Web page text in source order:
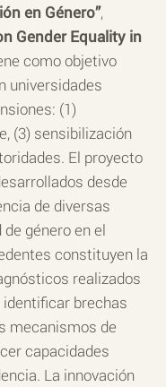
en Género”,
Gender Equality in
como objetivo
universidades
(1)
(3) sensibilización
El proyecto
desde
de diversas
género en el
constituyen la
realizados
brechas
mecanismos de
capacidades
La innovación